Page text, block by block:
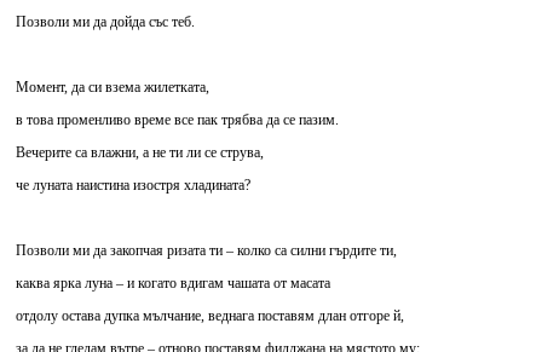
Позволи ми да дойда със теб.
Момент, да си взема жилетката,
в това променливо време все пак трябва да се пазим.
Вечерите са влажни, а не ти ли се струва,
че луната наистина изостря хладината?
Позволи ми да закопчая ризата ти – колко са силни гърдите ти,
каква ярка луна – и когато вдигам чашата от масата
отдолу остава дупка мълчание, веднага поставям длан отгоре й,
за да не гледам вътре – отново поставям филджана на мястото му;